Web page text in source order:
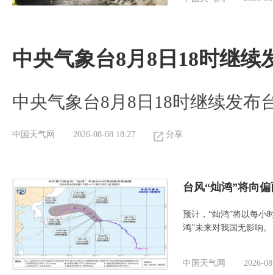
中央气象台8月8日18时继续
中央气象台8月8日18时继续发布
中国天气网 2026-08-08 18:27 分享
台风“灿鸿”将向
预计，“灿鸿”将以每小
鸿”未来对我国无影响。
中国天气网 2026-